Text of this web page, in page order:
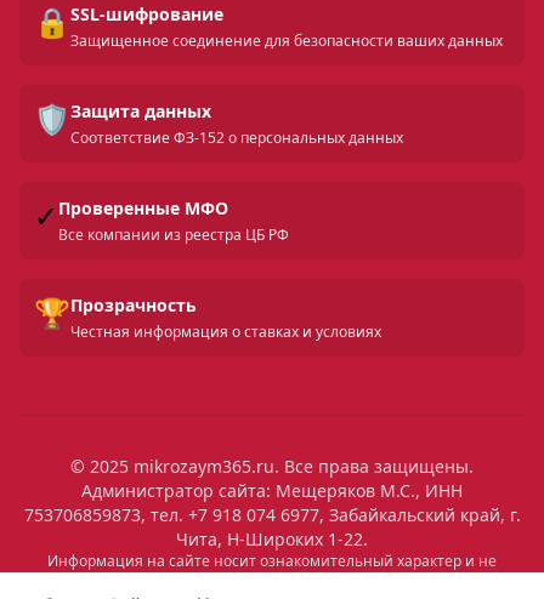
🔒 SSL-шифрование
Защищенное соединение для безопасности ваших данных
🛡️ Защита данных
Соответствие ФЗ-152 о персональных данных
✓ Проверенные МФО
Все компании из реестра ЦБ РФ
🏆Прозрачность
Честная информация о ставках и условиях
© 2025 mikrozaym365.ru. Все права защищены.
Администратор сайта: Мещеряков М.С., ИНН
753706859873, тел. +7 918 074 6977, Забайкальский край, г.
Чита, Н-Широких 1-22.
Информация на сайте носит ознакомительный характер и не
является публичной офертой. Все условия микрозаймов уточняйте